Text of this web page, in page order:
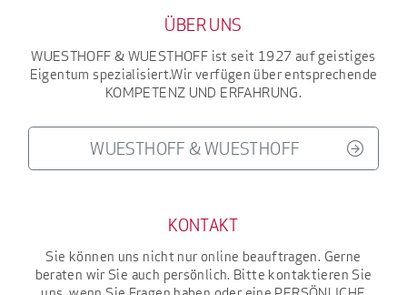
ÜBER UNS
WUESTHOFF & WUESTHOFF ist seit 1927 auf geistiges
Eigentum spezialisiert.Wir verfügen über entsprechende
KOMPETENZ UND ERFAHRUNG.
WUESTHOFF & WUESTHOFF
KONTAKT
Sie können uns nicht nur online beauftragen. Gerne
beraten wir Sie auch persönlich. Bitte kontaktieren Sie